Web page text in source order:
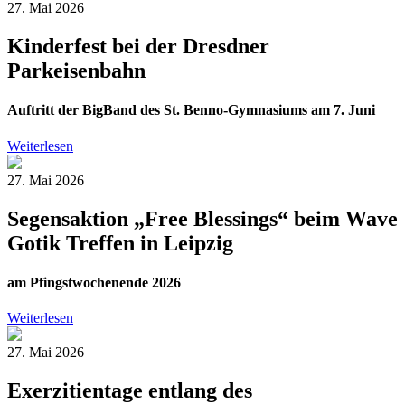
27. Mai 2026
Kinderfest bei der Dresdner
Parkeisenbahn
Auftritt der BigBand des St. Benno-Gymnasiums am 7. Juni
Weiterlesen
27. Mai 2026
Segensaktion „Free Blessings“ beim Wave
Gotik Treffen in Leipzig
am Pfingstwochenende 2026
Weiterlesen
27. Mai 2026
Exerzitientage entlang des